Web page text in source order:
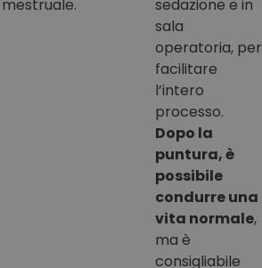
mestruale.
sedazione e in
sala
operatoria, per
facilitare
l’intero
processo.
Dopo la
puntura, è
possibile
condurre una
vita normale,
ma è
consigliabile